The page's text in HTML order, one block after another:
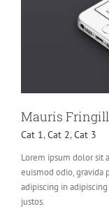
Mauris
Cat 1,Cat 2,Cat 3
Lorem ipsum dolor sit
euismod odio, gravida
adipiscing in
justos.